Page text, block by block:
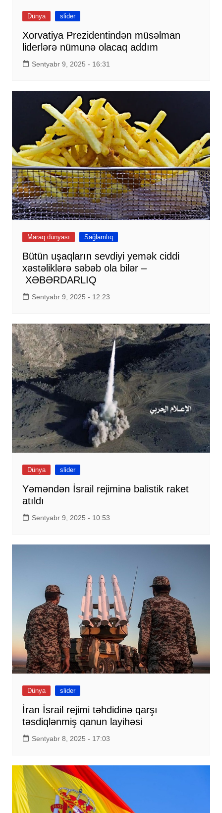
Dünya slider
Xorvatiya Prezidentindən müsəlman
liderlərə nümunə olacaq addım
Sentyabr 9, 2025 - 16:31
Maraq dünyası Sağlamlıq
Bütün uşaqların sevdiyi yemək ciddi
xəstəliklərə səbəb ola bilər –
XƏBƏRDARLIQ
Sentyabr 9, 2025 - 12:23
Dünya slider
Yəməndən İsrail rejiminə balistik raket
atıldı
Sentyabr 9, 2025 - 10:53
Dünya slider
İran İsrail rejimi təhdidinə qarşı
təsdiqlənmiş qanun layihəsi
Sentyabr 8, 2025 - 17:03